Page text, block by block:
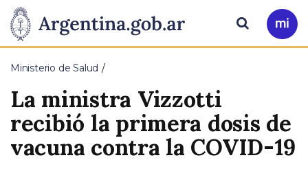
Presidencia
de
la
Nación
Pasar al contenido principal
Ir
a
Buscar
Ministerio de Salud
La ministra Vizzotti
recibió la primera dosis de
vacuna contra la COVID-19